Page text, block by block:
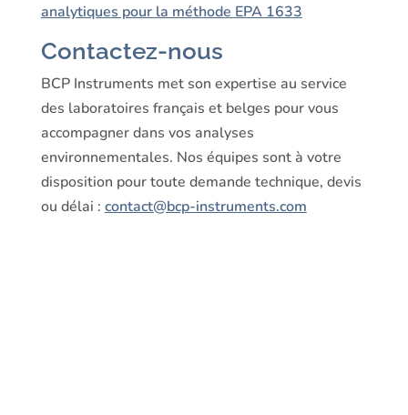
analytiques pour la méthode EPA 1633
Contactez-nous
BCP Instruments met son expertise au service
des laboratoires français et belges pour vous
accompagner dans vos analyses
environnementales. Nos équipes sont à votre
disposition pour toute demande technique, devis
ou délai : contact@bcp-instruments.com